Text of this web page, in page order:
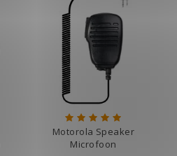
Motorola Speaker
Microfoon